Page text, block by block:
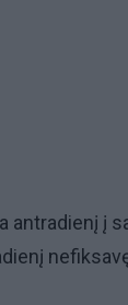
antradienį į